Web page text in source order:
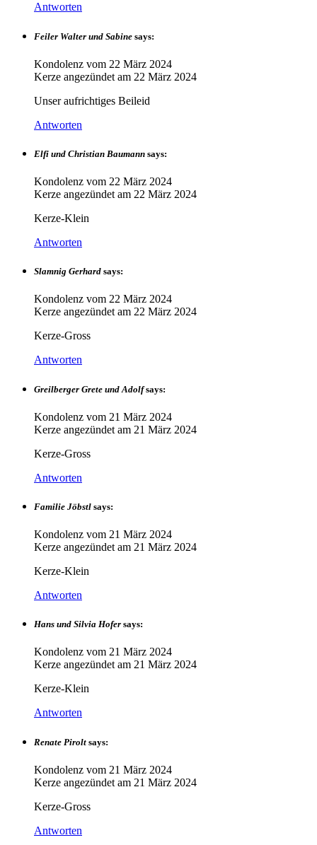
Antworten
Feiler Walter und Sabine says:
Kondolenz vom 22 März 2024
Kerze angezündet am 22 März 2024
Unser aufrichtiges Beileid
Antworten
Elfi und Christian Baumann says:
Kondolenz vom 22 März 2024
Kerze angezündet am 22 März 2024
Kerze-Klein
Antworten
Slamnig Gerhard says:
Kondolenz vom 22 März 2024
Kerze angezündet am 22 März 2024
Kerze-Gross
Antworten
Greilberger Grete und Adolf says:
Kondolenz vom 21 März 2024
Kerze angezündet am 21 März 2024
Kerze-Gross
Antworten
Familie Jöbstl says:
Kondolenz vom 21 März 2024
Kerze angezündet am 21 März 2024
Kerze-Klein
Antworten
Hans und Silvia Hofer says:
Kondolenz vom 21 März 2024
Kerze angezündet am 21 März 2024
Kerze-Klein
Antworten
Renate Pirolt says:
Kondolenz vom 21 März 2024
Kerze angezündet am 21 März 2024
Kerze-Gross
Antworten